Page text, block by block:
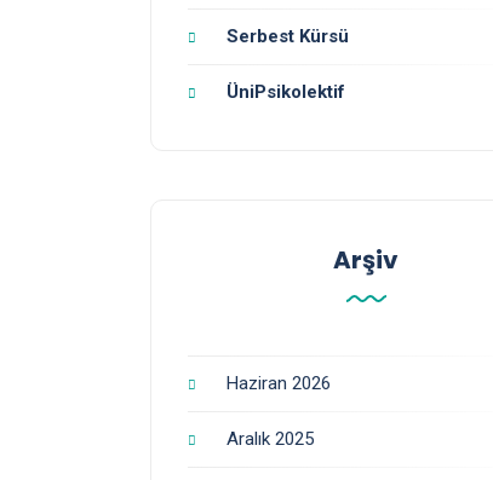
Serbest Kürsü
ÜniPsikolektif
Arşiv
Haziran 2026
Aralık 2025